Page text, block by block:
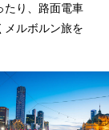
たり、路面電車
メルボルン旅を